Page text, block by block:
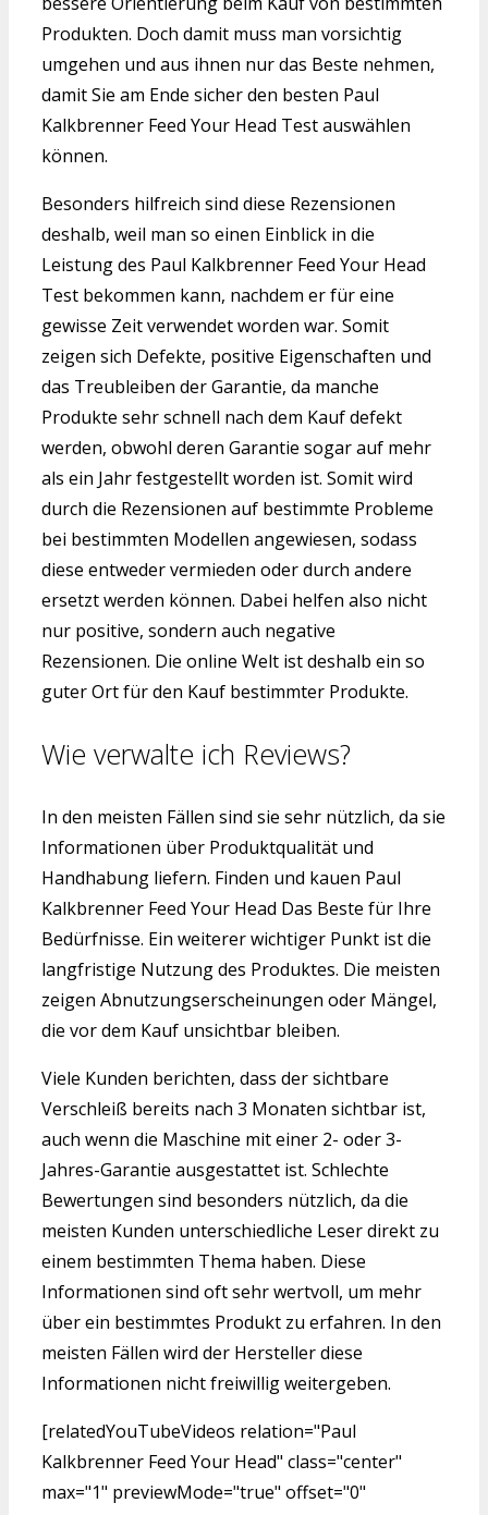
Produkten. Doch damit muss man vorsichtig
umgehen und aus ihnen nur das Beste nehmen,
damit Sie am Ende sicher den besten Paul
Kalkbrenner Feed Your Head Test auswählen
können.
Besonders hilfreich sind diese Rezensionen
deshalb, weil man so einen Einblick in die
Leistung des Paul Kalkbrenner Feed Your Head
Test bekommen kann, nachdem er für eine
gewisse Zeit verwendet worden war. Somit
zeigen sich Defekte, positive Eigenschaften und
das Treubleiben der Garantie, da manche
Produkte sehr schnell nach dem Kauf defekt
werden, obwohl deren Garantie sogar auf mehr
als ein Jahr festgestellt worden ist. Somit wird
durch die Rezensionen auf bestimmte Probleme
bei bestimmten Modellen angewiesen, sodass
diese entweder vermieden oder durch andere
ersetzt werden können. Dabei helfen also nicht
nur positive, sondern auch negative
Rezensionen. Die online Welt ist deshalb ein so
guter Ort für den Kauf bestimmter Produkte.
Wie verwalte ich Reviews?
In den meisten Fällen sind sie sehr nützlich, da sie
Informationen über Produktqualität und
Handhabung liefern. Finden und kauen Paul
Kalkbrenner Feed Your Head Das Beste für Ihre
Bedürfnisse. Ein weiterer wichtiger Punkt ist die
langfristige Nutzung des Produktes. Die meisten
zeigen Abnutzungserscheinungen oder Mängel,
die vor dem Kauf unsichtbar bleiben.
Viele Kunden berichten, dass der sichtbare
Verschleiß bereits nach 3 Monaten sichtbar ist,
auch wenn die Maschine mit einer 2- oder 3-
Jahres-Garantie ausgestattet ist. Schlechte
Bewertungen sind besonders nützlich, da die
meisten Kunden unterschiedliche Leser direkt zu
einem bestimmten Thema haben. Diese
Informationen sind oft sehr wertvoll, um mehr
über ein bestimmtes Produkt zu erfahren. In den
meisten Fällen wird der Hersteller diese
Informationen nicht freiwillig weitergeben.
[relatedYouTubeVideos relation="Paul
Kalkbrenner Feed Your Head" class="center"
max="1" previewMode="true" offset="0"